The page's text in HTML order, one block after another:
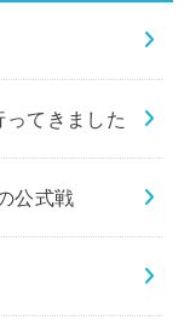
てきました
公式戦